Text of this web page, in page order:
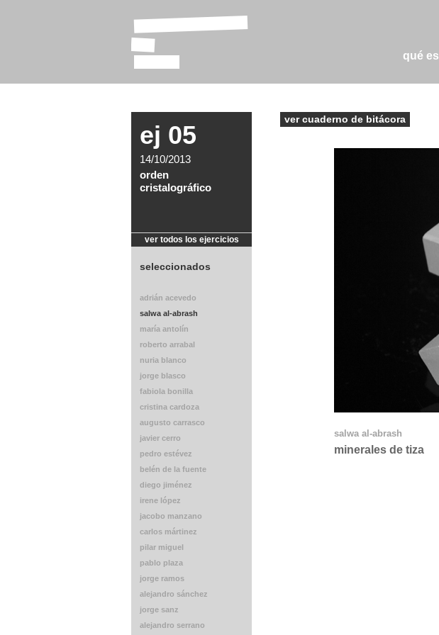
laboratorio
de
tizas
qué es
ej 05
14/10/2013
orden
cristalográfico
ver todos los ejercicios
seleccionados
adrián acevedo
salwa al-abrash
maría antolín
roberto arrabal
nuria blanco
jorge blasco
fabiola bonilla
cristina cardoza
augusto carrasco
javier cerro
pedro estévez
belén de la fuente
diego jiménez
irene lópez
jacobo manzano
carlos mártinez
pilar miguel
pablo plaza
jorge ramos
alejandro sánchez
jorge sanz
alejandro serrano
ver cuaderno de bitácora
salwa al-abrash
minerales de tiza